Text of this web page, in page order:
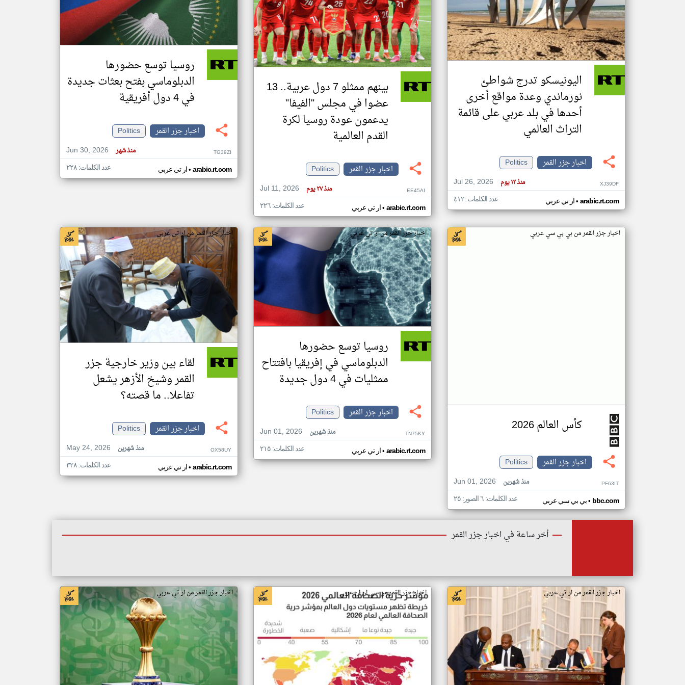
تغيير الدولة
اخبار جزر القمر على مدار الساعة
أهم اخبار جزر القمر العاجلة والمباشرة
اليونيسكو تدرج شواطئ
نورماندي وعدة مواقع أخرى
أحدها في بلد عربي على قائمة
التراث العالمي
اخبار جزر القمر
Politics
Jul 26, 2026
منذ ١٢ يوم XJ39DF
ار تي عربي• arabic.rt.com عدد الكلمات: ٤١٢
بينهم ممثلو 7 دول عربية.. 13
عضوا في مجلس "الفيفا"
يدعمون عودة روسيا لكرة
القدم العالمية
اخبار جزر القمر
Politics
Jul 11, 2026
منذ ٢٧ يوم EE45AI
ار تي عربي• arabic.rt.com عدد الكلمات: ٢٢٦
روسيا توسع حضورها
الدبلوماسي بفتح بعثات جديدة
في 4 دول أفريقية
اخبار جزر القمر
Politics
Jun 30, 2026
منذ شهر TG39ZI
ار تي عربي• arabic.rt.com عدد الكلمات: ٢٢٨
اخبار جزر القمر من بي بي سي عربي
كأس العالم 2026
اخبار جزر القمر
Politics
Jun 01, 2026
منذ شهرين PF63IT
بي بي سي عربي• bbc.com عدد الكلمات: ٦ الصور: ٢٥
اخبار جزر القمر من ار تي عربي
روسيا توسع حضورها
الدبلوماسي في إفريقيا بافتتاح
ممثليات في 4 دول جديدة
اخبار جزر القمر
Politics
Jun 01, 2026
منذ شهرين TN75KY
ار تي عربي• arabic.rt.com عدد الكلمات: ٢١٥
اخبار جزر القمر من ار تي عربي
لقاء بين وزير خارجية جزر
القمر وشيخ الأزهر يشعل
تفاعلا.. ما قصته؟
اخبار جزر القمر
Politics
May 24, 2026
منذ شهرين OX58UY
ار تي عربي• arabic.rt.com عدد الكلمات: ٣٢٨
أخر ساعة في اخبار جزر القمر
اخبار جزر القمر من ار تي عربي اخبار جزر القمر من سي ان ان عربي اخبار جزر القمر من ار تي عربي
klyoum.com